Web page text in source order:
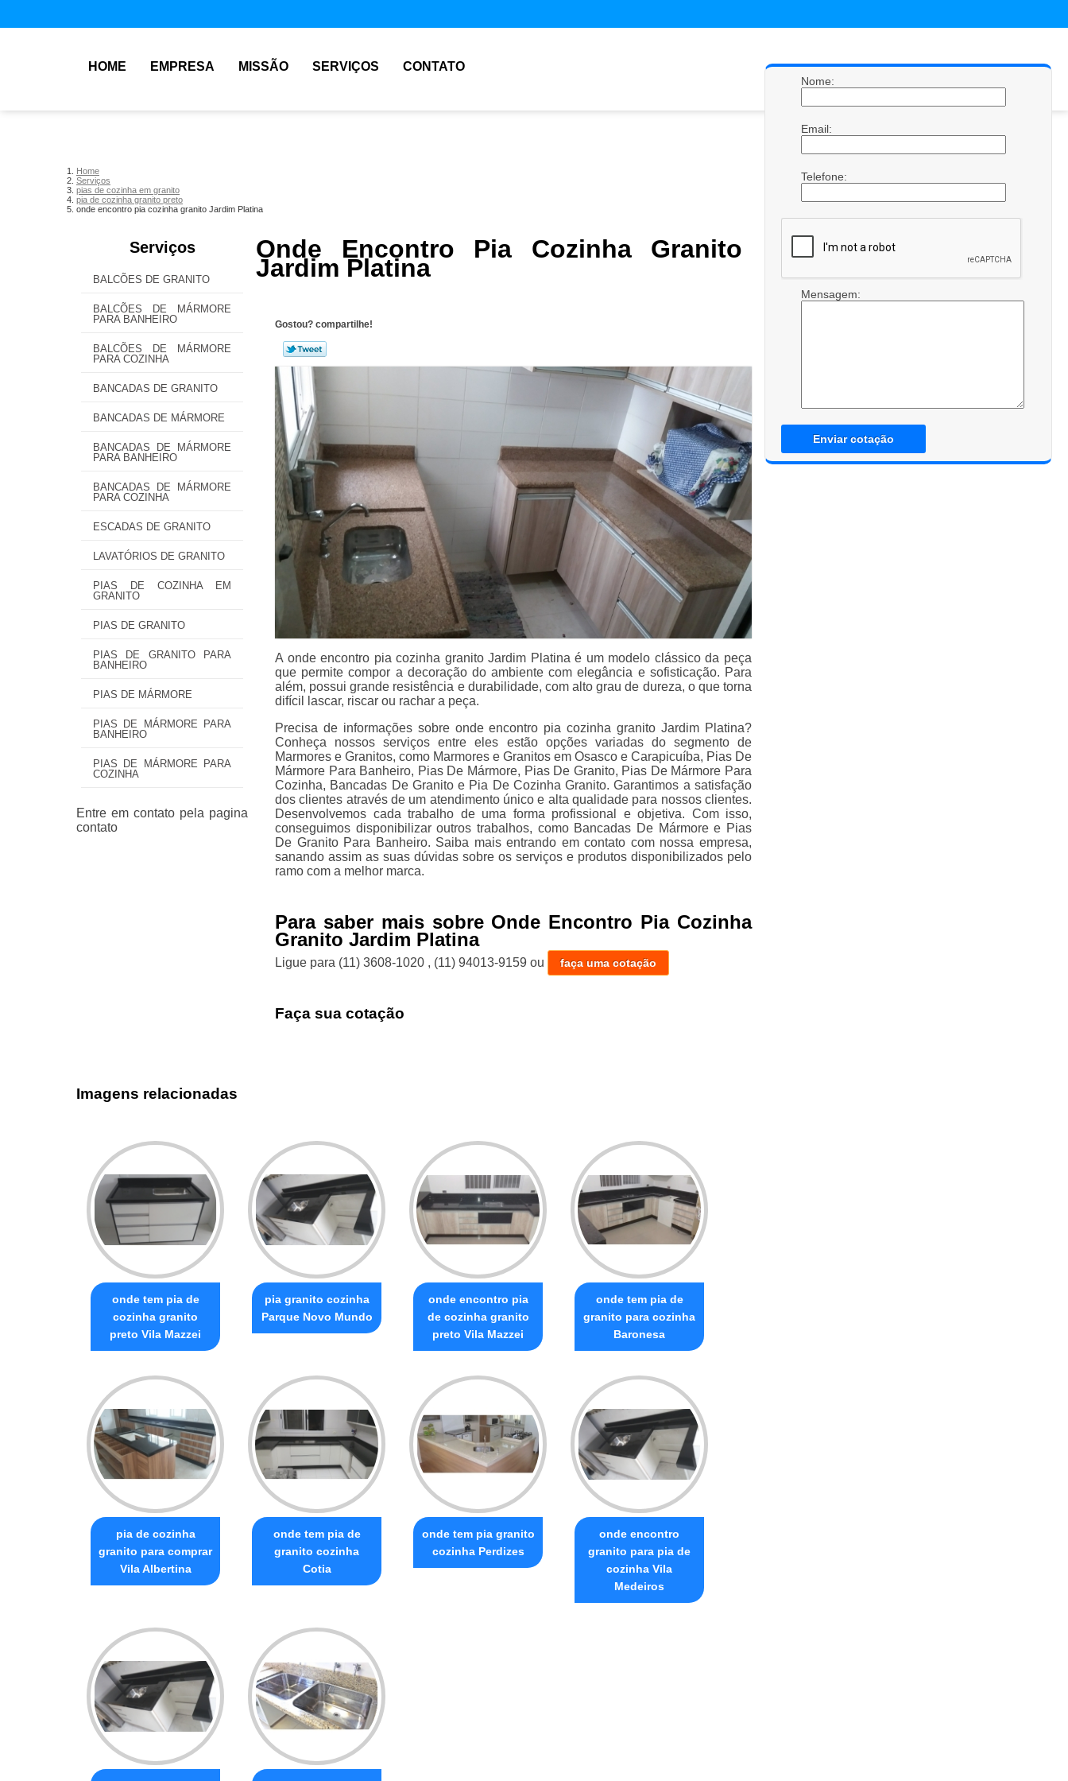
HOME EMPRESA MISSÃO SERVIÇOS CONTATO
Home
Serviços
pias de cozinha em granito
pia de cozinha granito preto
onde encontro pia cozinha granito Jardim Platina
Serviços
BALCÕES DE GRANITO
BALCÕES DE MÁRMORE
PARA BANHEIRO
BALCÕES DE MÁRMORE
PARA COZINHA
BANCADAS DE GRANITO
BANCADAS DE MÁRMORE
BANCADAS DE MÁRMORE
PARA BANHEIRO
BANCADAS DE MÁRMORE
PARA COZINHA
ESCADAS DE GRANITO
LAVATÓRIOS DE GRANITO
PIAS DE COZINHA EM
GRANITO
PIAS DE GRANITO
PIAS DE GRANITO PARA
BANHEIRO
PIAS DE MÁRMORE
PIAS DE MÁRMORE PARA
BANHEIRO
PIAS DE MÁRMORE PARA
COZINHA
Onde Encontro Pia Cozinha Granito
Jardim Platina
Gostou? compartilhe!
A onde encontro pia cozinha granito Jardim Platina é um modelo clássico da peça
que permite compor a decoração do ambiente com elegância e sofisticação. Para
além, possui grande resistência e durabilidade, com alto grau de dureza, o que torna
difícil lascar, riscar ou rachar a peça.
Precisa de informações sobre onde encontro pia cozinha granito Jardim Platina?
Conheça nossos serviços entre eles estão opções variadas do segmento de
Marmores e Granitos, como Marmores e Granitos em Osasco e Carapicuíba, Pias De
Mármore Para Banheiro, Pias De Mármore, Pias De Granito, Pias De Mármore Para
Cozinha, Bancadas De Granito e Pia De Cozinha Granito. Garantimos a satisfação
dos clientes através de um atendimento único e alta qualidade para nossos clientes.
Desenvolvemos cada trabalho de uma forma profissional e objetiva. Com isso,
conseguimos disponibilizar outros trabalhos, como Bancadas De Mármore e Pias
De Granito Para Banheiro. Saiba mais entrando em contato com nossa empresa,
sanando assim as suas dúvidas sobre os serviços e produtos disponibilizados pelo
ramo com a melhor marca.
Para saber mais sobre Onde Encontro Pia Cozinha
Granito Jardim Platina
Ligue para (11) 3608-1020 , (11) 94013-9159 ou faça uma cotação
Faça sua cotação
Nome:
Email:
Telefone:
Mensagem:
Enviar cotação
Imagens relacionadas
onde tem pia de
cozinha granito
preto Vila Mazzei
pia granito cozinha
Parque Novo Mundo
onde encontro pia
de cozinha granito
preto Vila Mazzei
onde tem pia de
granito para cozinha
Baronesa
pia de cozinha
granito para comprar
Vila Albertina
onde tem pia de
granito cozinha
Cotia
onde tem pia granito
cozinha Perdizes
onde encontro
granito para pia de
cozinha Vila
Medeiros